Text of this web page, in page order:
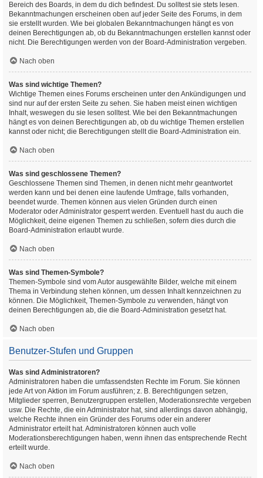
Bereich des Boards, in dem du dich befindest. Du solltest sie stets lesen.
Bekanntmachungen erscheinen oben auf jeder Seite des Forums, in dem
sie erstellt wurden. Wie bei globalen Bekanntmachungen hängt es von
deinen Berechtigungen ab, ob du Bekanntmachungen erstellen kannst oder
nicht. Die Berechtigungen werden von der Board-Administration vergeben.
Nach oben
Was sind wichtige Themen?
Wichtige Themen eines Forums erscheinen unter den Ankündigungen und
sind nur auf der ersten Seite zu sehen. Sie haben meist einen wichtigen
Inhalt, weswegen du sie lesen solltest. Wie bei den Bekanntmachungen
hängt es von deinen Berechtigungen ab, ob du wichtige Themen erstellen
kannst oder nicht; die Berechtigungen stellt die Board-Administration ein.
Nach oben
Was sind geschlossene Themen?
Geschlossene Themen sind Themen, in denen nicht mehr geantwortet
werden kann und bei denen eine laufende Umfrage, falls vorhanden,
beendet wurde. Themen können aus vielen Gründen durch einen
Moderator oder Administrator gesperrt werden. Eventuell hast du auch die
Möglichkeit, deine eigenen Themen zu schließen, sofern dies durch die
Board-Administration erlaubt wurde.
Nach oben
Was sind Themen-Symbole?
Themen-Symbole sind vom Autor ausgewählte Bilder, welche mit einem
Thema in Verbindung stehen können, um dessen Inhalt kennzeichnen zu
können. Die Möglichkeit, Themen-Symbole zu verwenden, hängt von
deinen Berechtigungen ab, die die Board-Administration gesetzt hat.
Nach oben
Benutzer-Stufen und Gruppen
Was sind Administratoren?
Administratoren haben die umfassendsten Rechte im Forum. Sie können
jede Art von Aktion im Forum ausführen; z. B. Berechtigungen setzen,
Mitglieder sperren, Benutzergruppen erstellen, Moderationsrechte vergeben
usw. Die Rechte, die ein Administrator hat, sind allerdings davon abhängig,
welche Rechte ihnen ein Gründer des Forums oder ein anderer
Administrator erteilt hat. Administratoren können auch volle
Moderationsberechtigungen haben, wenn ihnen das entsprechende Recht
erteilt wurde.
Nach oben